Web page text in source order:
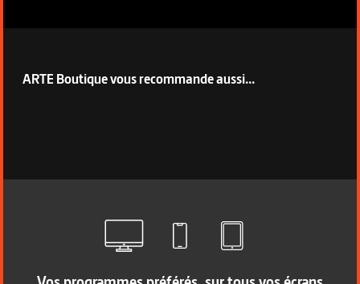
ARTE Boutique vous recommande aussi...